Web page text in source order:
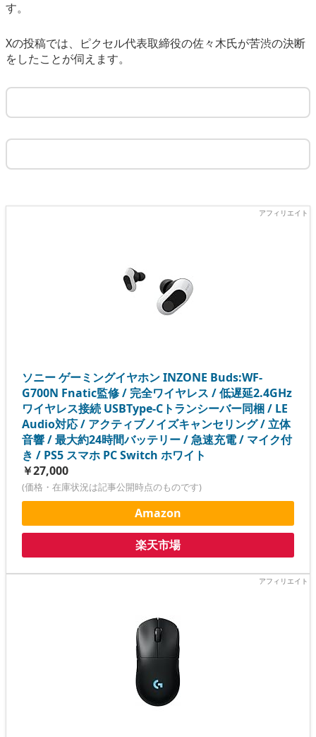
す。
Xの投稿では、ピクセル代表取締役の佐々木氏が苦渋の決断
をしたことが伺えます。
ソニー ゲーミングイヤホン INZONE Buds:WF-
G700N Fnatic監修 / 完全ワイヤレス / 低遅延2.4GHz
ワイヤレス接続 USBType-Cトランシーバー同梱 / LE
Audio対応 / アクティブノイズキャンセリング / 立体
音響 / 最大約24時間バッテリー / 急速充電 / マイク付
き / PS5 スマホ PC Switch ホワイト
￥27,000
(価格・在庫状況は記事公開時点のものです)
Amazon
楽天市場